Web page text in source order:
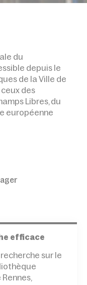
du
depuis le
de la Ville de
des
Libres, du
européenne
efficace
sur le